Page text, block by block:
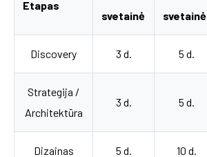
Etapas
svetainė
svetainė
Discovery 3 d. 5 d.
Strategija /
Architektūra
3 d. 5 d.
Dizainas 5 d. 10 d.